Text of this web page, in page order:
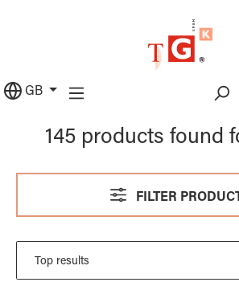
GB
145 products found
FILTER